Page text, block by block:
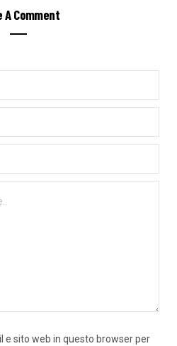
A Comment
e sito web in questo browser per